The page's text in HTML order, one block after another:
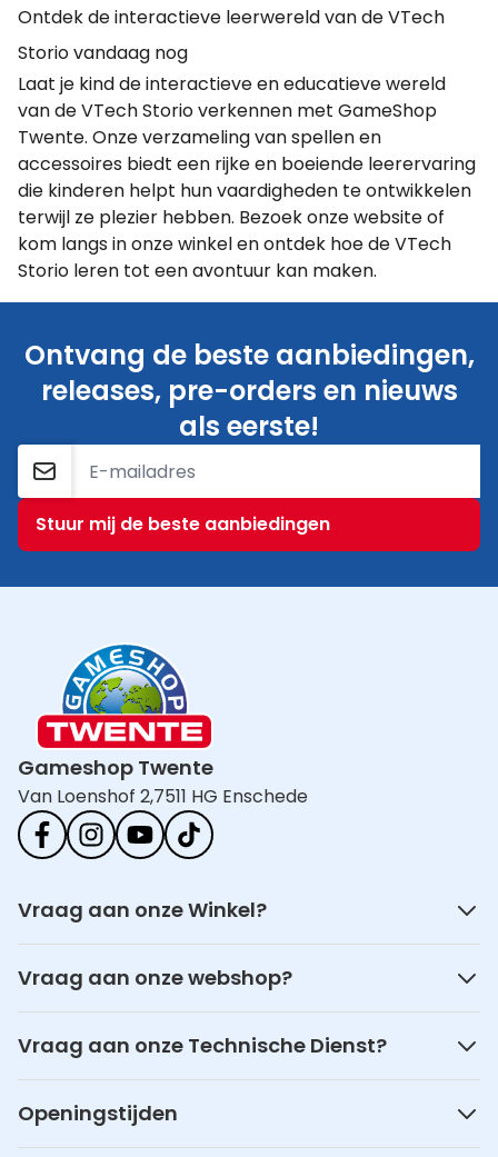
Ontdek de interactieve leerwereld van de VTech
Storio vandaag nog
Laat je kind de interactieve en educatieve wereld
van de VTech Storio verkennen met GameShop
Twente. Onze verzameling van spellen en
accessoires biedt een rijke en boeiende leerervaring
die kinderen helpt hun vaardigheden te ontwikkelen
terwijl ze plezier hebben. Bezoek onze website of
kom langs in onze winkel en ontdek hoe de VTech
Storio leren tot een avontuur kan maken.
Ontvang de beste aanbiedingen,
releases, pre-orders en nieuws
als eerste!
E-mailadres
Stuur mij de beste aanbiedingen
Gameshop Twente
Van Loenshof 2,7511 HG Enschede
Vraag aan onze Winkel?
Vraag aan onze webshop?
Vraag aan onze Technische Dienst?
Openingstijden